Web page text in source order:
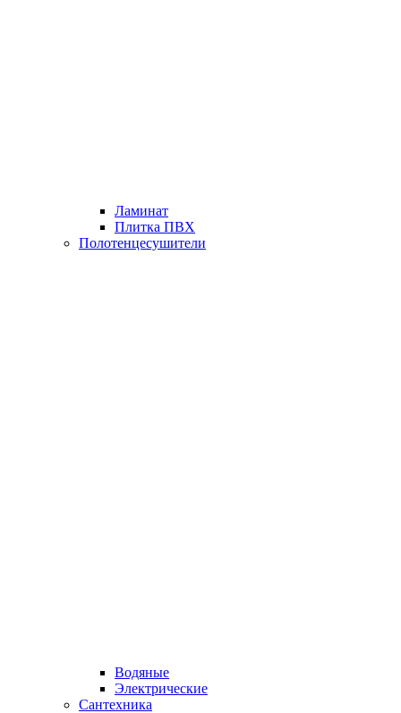
Ламинат
Плитка ПВХ
Полотенцесушители
Водяные
Электрические
Сантехника